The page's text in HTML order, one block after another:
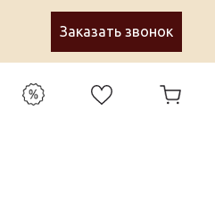
Заказать звонок